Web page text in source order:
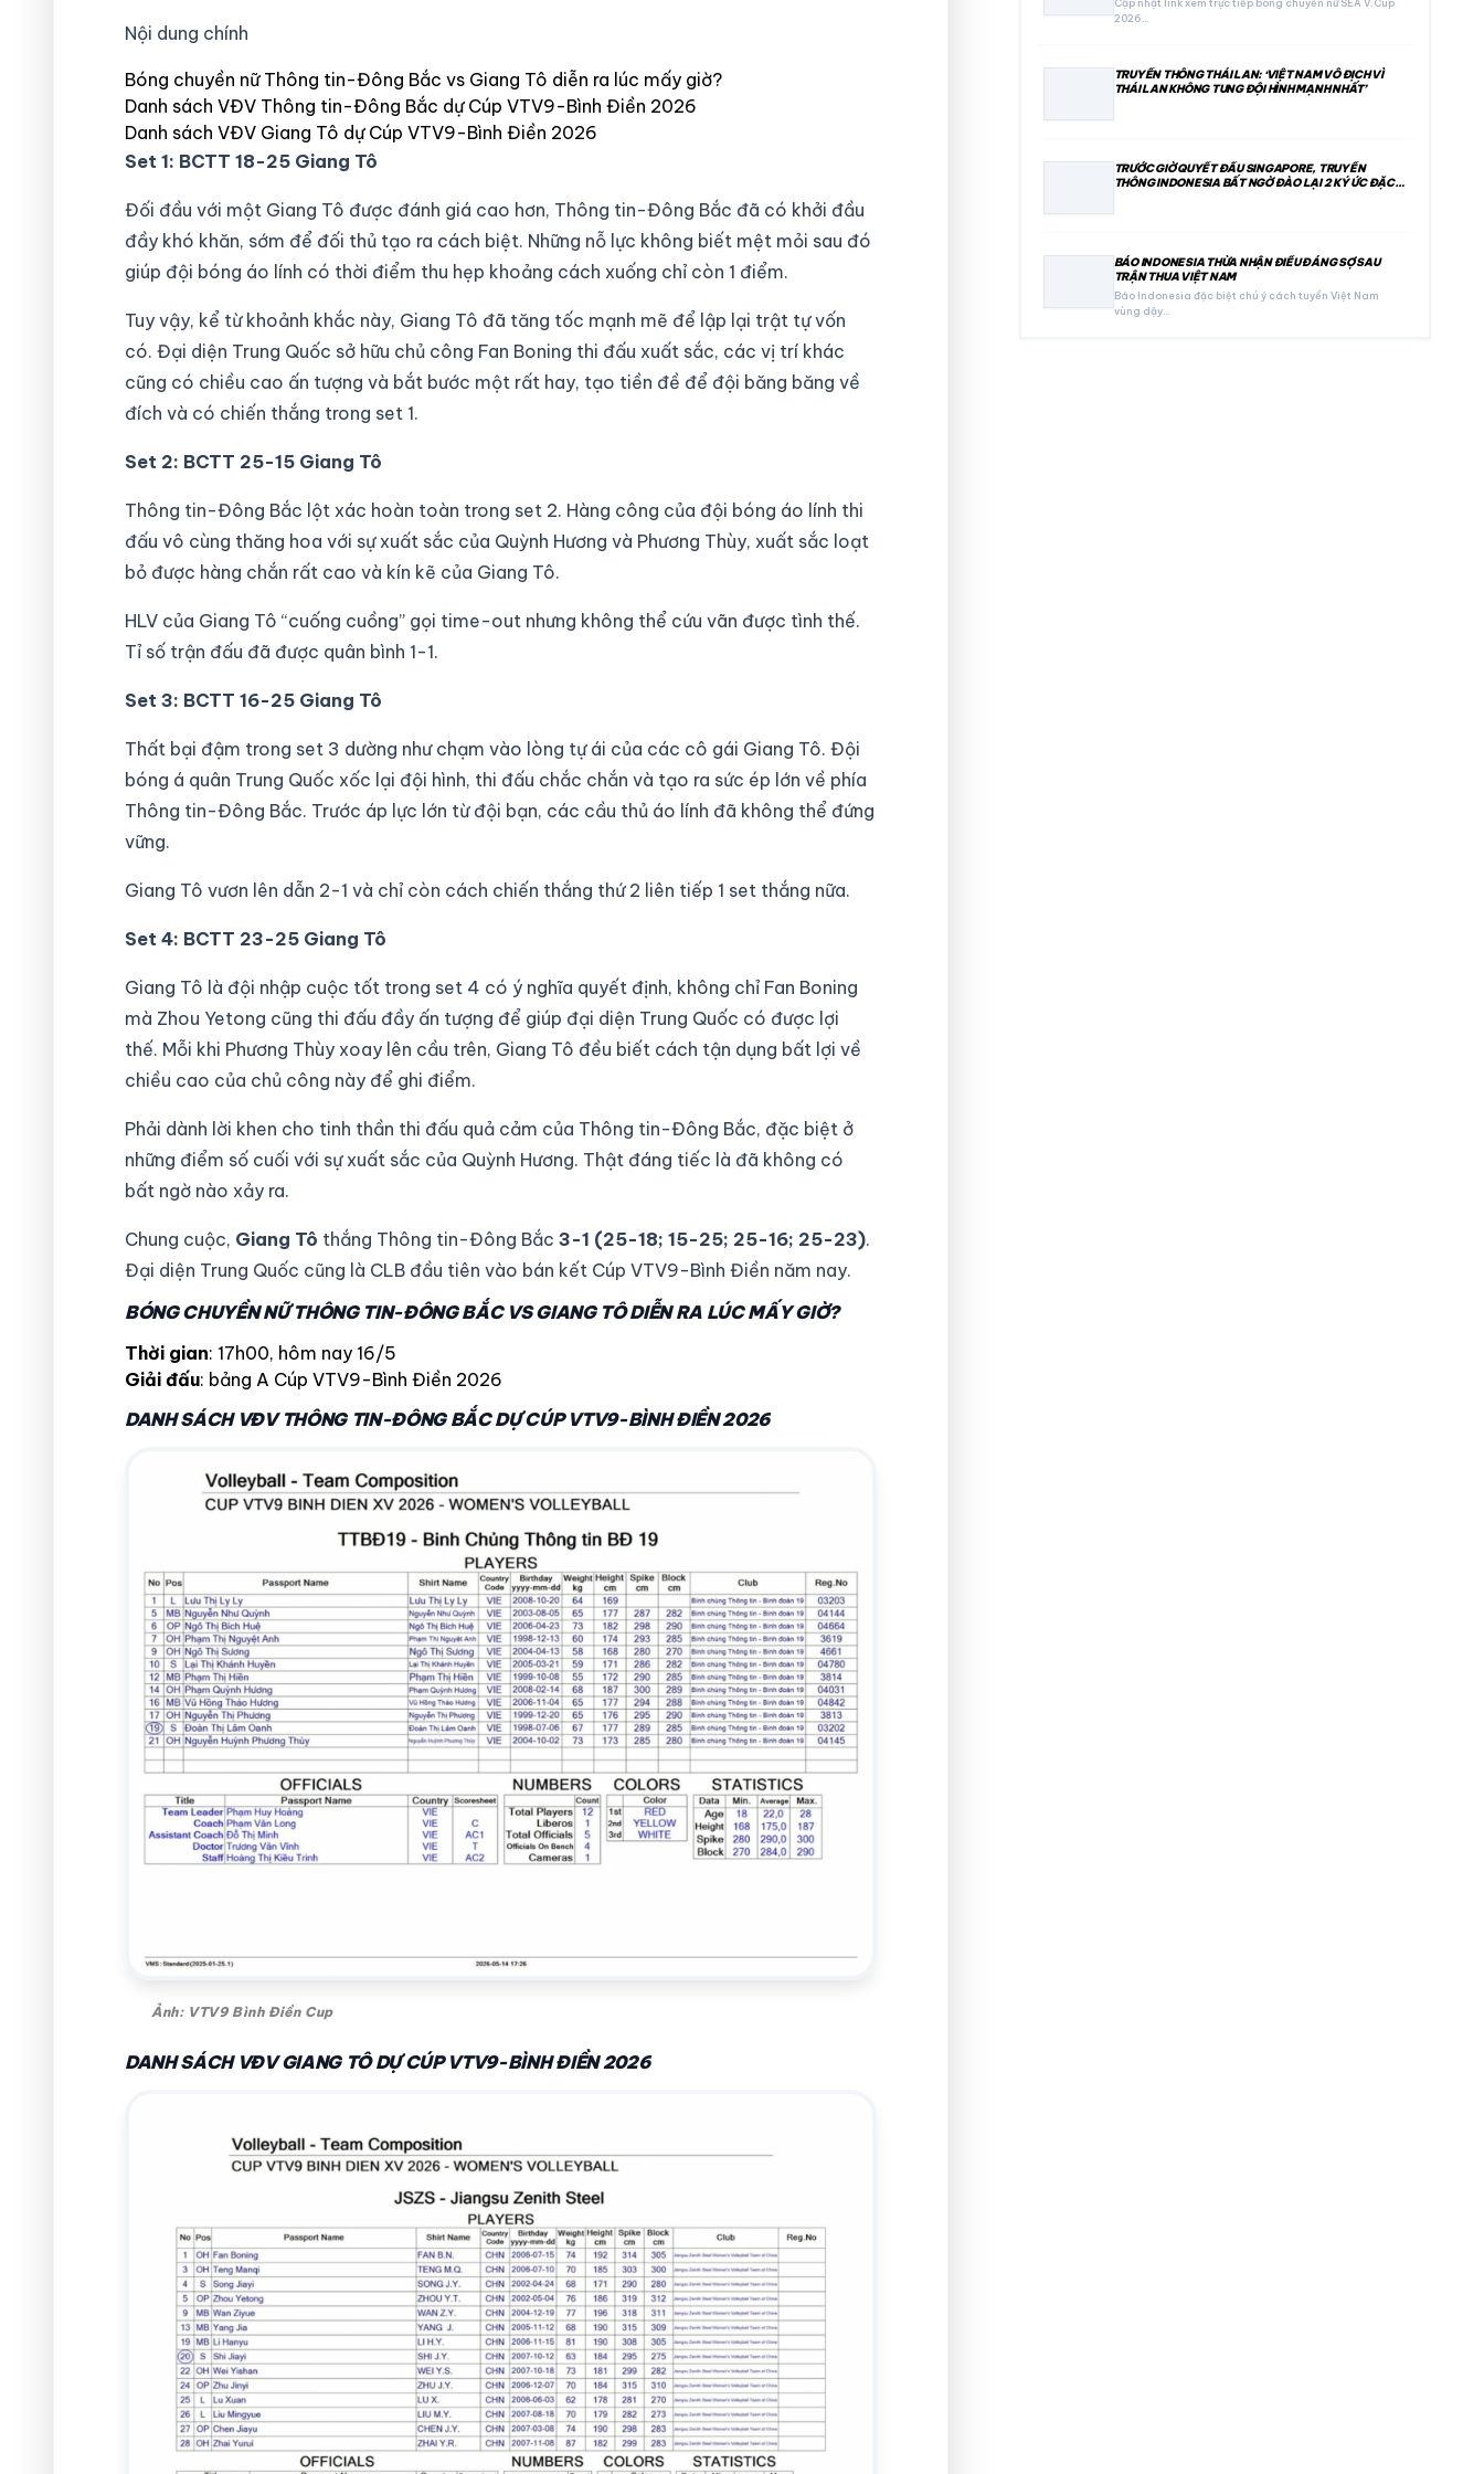
Nội dung chính
Bóng chuyền nữ Thông tin-Đông Bắc vs Giang Tô diễn ra lúc mấy giờ?
Danh sách VĐV Thông tin-Đông Bắc dự Cúp VTV9-Bình Điền 2026
Danh sách VĐV Giang Tô dự Cúp VTV9-Bình Điền 2026
Set 1: BCTT 18-25 Giang Tô
Đối đầu với một Giang Tô được đánh giá cao hơn, Thông tin-Đông Bắc đã có khởi đầu
đầy khó khăn, sớm để đối thủ tạo ra cách biệt. Những nỗ lực không biết mệt mỏi sau đó
giúp đội bóng áo lính có thời điểm thu hẹp khoảng cách xuống chỉ còn 1 điểm.
Tuy vậy, kể từ khoảnh khắc này, Giang Tô đã tăng tốc mạnh mẽ để lập lại trật tự vốn
có. Đại diện Trung Quốc sở hữu chủ công Fan Boning thi đấu xuất sắc, các vị trí khác
cũng có chiều cao ấn tượng và bắt bước một rất hay, tạo tiền đề để đội băng băng về
đích và có chiến thắng trong set 1.
Set 2: BCTT 25-15 Giang Tô
Thông tin-Đông Bắc lột xác hoàn toàn trong set 2. Hàng công của đội bóng áo lính thi
đấu vô cùng thăng hoa với sự xuất sắc của Quỳnh Hương và Phương Thùy, xuất sắc loạt
bỏ được hàng chắn rất cao và kín kẽ của Giang Tô.
HLV của Giang Tô “cuống cuồng” gọi time-out nhưng không thể cứu vãn được tình thế.
Tỉ số trận đấu đã được quân bình 1-1.
Set 3: BCTT 16-25 Giang Tô
Thất bại đậm trong set 3 dường như chạm vào lòng tự ái của các cô gái Giang Tô. Đội
bóng á quân Trung Quốc xốc lại đội hình, thi đấu chắc chắn và tạo ra sức ép lớn về phía
Thông tin-Đông Bắc. Trước áp lực lớn từ đội bạn, các cầu thủ áo lính đã không thể đứng
vững.
Giang Tô vươn lên dẫn 2-1 và chỉ còn cách chiến thắng thứ 2 liên tiếp 1 set thắng nữa.
Set 4: BCTT 23-25 Giang Tô
Giang Tô là đội nhập cuộc tốt trong set 4 có ý nghĩa quyết định, không chỉ Fan Boning
mà Zhou Yetong cũng thi đấu đầy ấn tượng để giúp đại diện Trung Quốc có được lợi
thế. Mỗi khi Phương Thùy xoay lên cầu trên, Giang Tô đều biết cách tận dụng bất lợi về
chiều cao của chủ công này để ghi điểm.
Phải dành lời khen cho tinh thần thi đấu quả cảm của Thông tin-Đông Bắc, đặc biệt ở
những điểm số cuối với sự xuất sắc của Quỳnh Hương. Thật đáng tiếc là đã không có
bất ngờ nào xảy ra.
Chung cuộc, Giang Tô thắng Thông tin-Đông Bắc 3-1 (25-18; 15-25; 25-16; 25-23).
Đại diện Trung Quốc cũng là CLB đầu tiên vào bán kết Cúp VTV9-Bình Điền năm nay.
BÓNG CHUYỀN NỮ THÔNG TIN-ĐÔNG BẮC VS GIANG TÔ DIỄN RA LÚC MẤY GIỜ?
Thời gian: 17h00, hôm nay 16/5
Giải đấu: bảng A Cúp VTV9-Bình Điền 2026
DANH SÁCH VĐV THÔNG TIN-ĐÔNG BẮC DỰ CÚP VTV9-BÌNH ĐIỀN 2026
Ảnh: VTV9 Bình Điền Cup
DANH SÁCH VĐV GIANG TÔ DỰ CÚP VTV9-BÌNH ĐIỀN 2026
Cập nhật link xem trực tiếp bóng chuyền nữ SEA V.Cup
2026…
TRUYỀN THÔNG THÁI LAN: ‘VIỆT NAM VÔ ĐỊCH VÌ
THÁI LAN KHÔNG TUNG ĐỘI HÌNH MẠNH NHẤT’
TRƯỚC GIỜ QUYẾT ĐẤU SINGAPORE, TRUYỀN
THÔNG INDONESIA BẤT NGỜ ĐÀO LẠI 2 KÝ ỨC ĐẶC
BÁO INDONESIA THỪA NHẬN ĐIỀU ĐÁNG SỢ SAU
TRẬN THUA VIỆT NAM
Báo Indonesia đặc biệt chú ý cách tuyển Việt Nam
vùng dậy…